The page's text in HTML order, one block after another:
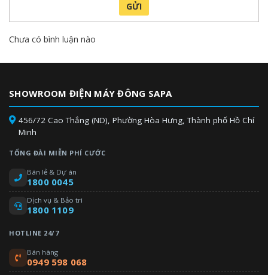
GỬI
Chưa có bình luận nào
SHOWROOM ĐIỆN MÁY ĐÔNG SAPA
456/72 Cao Thắng (ND), Phường Hòa Hưng, Thành phố Hồ Chí
Minh
TỔNG ĐÀI MIỄN PHÍ CƯỚC
Bán lẻ & Dự án
1800 0045
Dịch vụ & Bảo trì
1800 1109
HOTLINE 24/7
Bán hàng
0949 598 068